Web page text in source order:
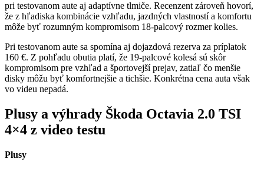
pri testovanom aute aj adaptívne tlmiče. Recenzent zároveň hovorí,
že z hľadiska kombinácie vzhľadu, jazdných vlastností a komfortu
môže byť rozumným kompromisom 18-palcový rozmer kolies.
Pri testovanom aute sa spomína aj dojazdová rezerva za príplatok
160 €. Z pohľadu obutia platí, že 19-palcové kolesá sú skôr
kompromisom pre vzhľad a športovejší prejav, zatiaľ čo menšie
disky môžu byť komfortnejšie a tichšie. Konkrétna cena auta však
vo videu nepadá.
Plusy a výhrady Škoda Octavia 2.0 TSI
4×4 z video testu
Plusy